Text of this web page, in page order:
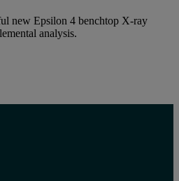
new Epsilon 4 benchtop X-ray
analysis.